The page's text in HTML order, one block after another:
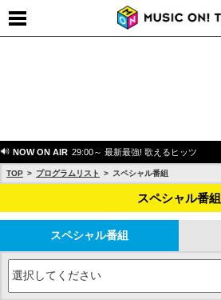
NOW ON AIR 29:00～ 最新最強! 歌えるヒッツ
TOP プログラムリスト スペシャル番組
スペシャル番組
スペシャル番組